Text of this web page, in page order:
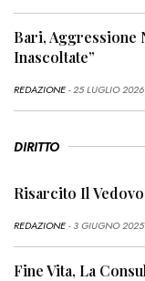
Bari, Aggressione
Inascoltate”
REDAZIONE- 25 LUGLIO 2026
DIRITTO
Risarcito Il
REDAZIONE- 3 GIUGNO 2025
Fine Vita, La